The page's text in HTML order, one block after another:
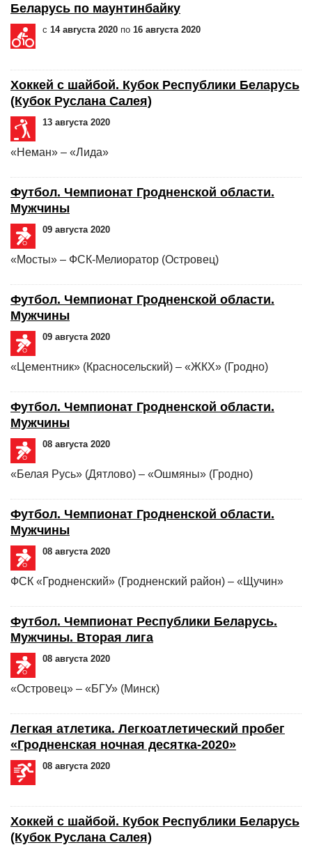
Беларусь по маунтинбайку
с 14 августа 2020 по 16 августа 2020
Хоккей с шайбой. Кубок Республики Беларусь
(Кубок Руслана Салея)
13 августа 2020
«Неман» – «Лида»
Футбол. Чемпионат Гродненской области.
Мужчины
09 августа 2020
«Мосты» – ФСК-Мелиоратор (Островец)
Футбол. Чемпионат Гродненской области.
Мужчины
09 августа 2020
«Цементник» (Красносельский) – «ЖКХ» (Гродно)
Футбол. Чемпионат Гродненской области.
Мужчины
08 августа 2020
«Белая Русь» (Дятлово) – «Ошмяны» (Гродно)
Футбол. Чемпионат Гродненской области.
Мужчины
08 августа 2020
ФСК «Гродненский» (Гродненский район) – «Щучин»
Футбол. Чемпионат Республики Беларусь.
Мужчины. Вторая лига
08 августа 2020
«Островец» – «БГУ» (Минск)
Легкая атлетика. Легкоатлетический пробег
«Гродненская ночная десятка-2020»
08 августа 2020
Хоккей с шайбой. Кубок Республики Беларусь
(Кубок Руслана Салея)